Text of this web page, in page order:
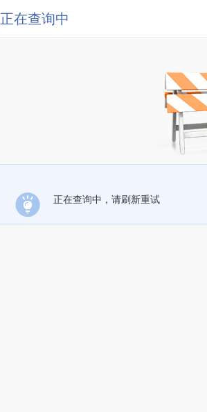
正在查询中
正在查询中，请刷新重试